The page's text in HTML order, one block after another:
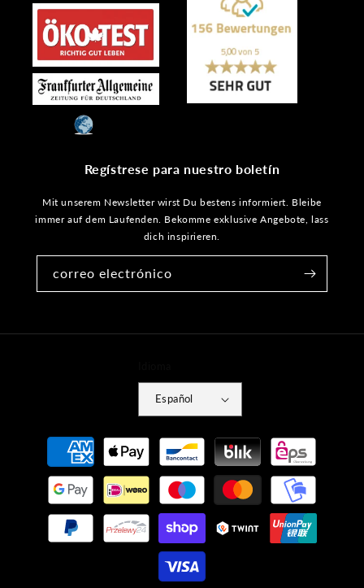
Regístrese para nuestro boletín
Mit unserem Newsletter wirst Du bestens informiert. Bleibe
immer auf dem Laufenden. Bekomme exklusive Angebote, lass
dich inspirieren.
correo electrónico
Español
Métodos
pago